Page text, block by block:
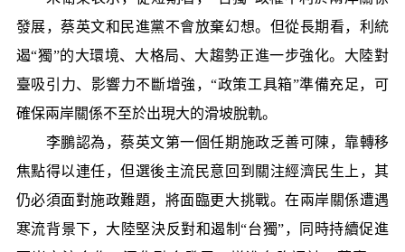
發展，蔡英文和民進黨不會放棄幻想。但從長期看，利統
遏“獨”的大環境、大格局、大趨勢正進一步強化。大陸對
臺吸引力、影響力不斷增強，“政策工具箱”準備充足，可
確保兩岸關係不至於出現大的滑坡脫軌。
李鵬認為，蔡英文第一個任期施政乏善可陳，靠轉移
焦點得以連任，但選後主流民意回到關注經濟民生上，其
仍必須面對施政難題，將面臨更大挑戰。在兩岸關係遭遇
寒流背景下，大陸堅決反對和遏制“台獨”，同時持續促進